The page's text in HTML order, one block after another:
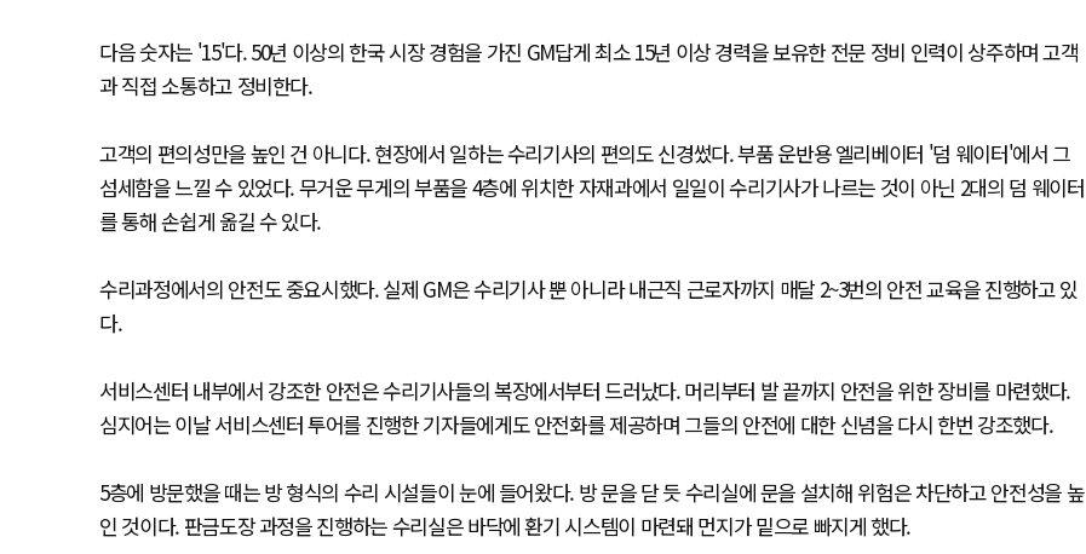
다음 숫자는 '15'다. 50년 이상의 한국 시장 경험을 가진 GM답게 최소 15년 이상 경력을 보유한 전문 정비 인력이 상주하며 고객
과 직접 소통하고 정비한다.
고객의 편의성만을 높인 건 아니다. 현장에서 일하는 수리기사의 편의도 신경썼다. 부품 운반용 엘리베이터 '덤 웨이터'에서 그
섬세함을 느낄 수 있었다. 무거운 무게의 부품을 4층에 위치한 자재과에서 일일이 수리기사가 나르는 것이 아닌 2대의 덤 웨이터
를 통해 손쉽게 옮길 수 있다.
수리과정에서의 안전도 중요시했다. 실제 GM은 수리기사 뿐 아니라 내근직 근로자까지 매달 2~3번의 안전 교육을 진행하고 있
다.
서비스센터 내부에서 강조한 안전은 수리기사들의 복장에서부터 드러났다. 머리부터 발 끝까지 안전을 위한 장비를 마련했다.
심지어는 이날 서비스센터 투어를 진행한 기자들에게도 안전화를 제공하며 그들의 안전에 대한 신념을 다시 한번 강조했다.
5층에 방문했을 때는 방 형식의 수리 시설들이 눈에 들어왔다. 방 문을 닫 듯 수리실에 문을 설치해 위험은 차단하고 안전성을 높
인 것이다. 판금도장 과정을 진행하는 수리실은 바닥에 환기 시스템이 마련돼 먼지가 밑으로 빠지게 했다.